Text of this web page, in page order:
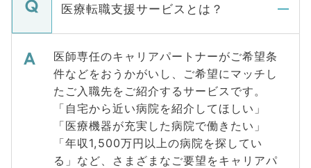
医療転職支援サービスとは？
医師専任のキャリアパートナーがご希望条
件などをおうかがいし、ご希望にマッチし
たご入職先をご紹介するサービスです。
「自宅から近い病院を紹介してほしい」
「医療機器が充実した病院で働きたい」
「年収1,500万円以上の病院を探してい
る」など、さまざまなご要望をキャリアパ